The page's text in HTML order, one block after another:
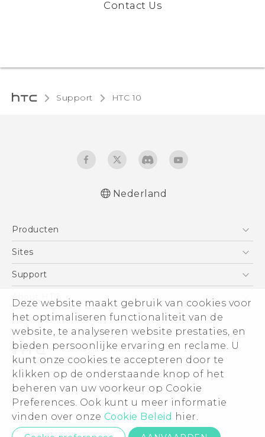
Deze website maakt gebruik van cookies voor
het optimaliseren functionaliteit van de
website, te analyseren website prestaties, en
bieden persoonlijke ervaring en reclame. U
kunt onze cookies te accepteren door te
klikken op de onderstaande knop of het
beheren van uw voorkeur op Cookie
Preferences. Ook kunt u meer informatie
vinden over onze Cookie Beleid hier.
Contact Us
Support HTC 10‎
Nederlands - Gebruikershandleiding
wettelijke voorschriften
Deutsch - Informationen zur Sicherheit und
behördliche Bestimmungen
English - Quick start guide
English - User manual
English - Safety and regulatory guide
Nederland
Producten
Telefoons
Vive
Accessoires
Sites
HTC Vive
Aan de slag
Support
Support voor eCommerce
About HTC
ESG
Informatie over het bedrijf
Voor beleggers (engels)
Cookie Preferences
Vacatures
Security and Privacy Whitepaper
© 2011-2026 HTC Corporation
Legal terms
Privacycontact: Global-Privacy@htc.com